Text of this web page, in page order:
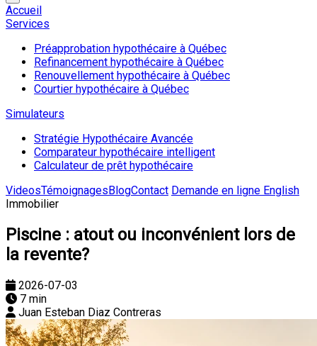
Accueil
Services
Préapprobation hypothécaire à Québec
Refinancement hypothécaire à Québec
Renouvellement hypothécaire à Québec
Courtier hypothécaire à Québec
Simulateurs
Stratégie Hypothécaire Avancée
Comparateur hypothécaire intelligent
Calculateur de prêt hypothécaire
VideosTémoignagesBlogContact Demande en ligne English
Immobilier
Piscine : atout ou inconvénient lors de
la revente?
2026-07-03
7 min
Juan Esteban Diaz Contreras